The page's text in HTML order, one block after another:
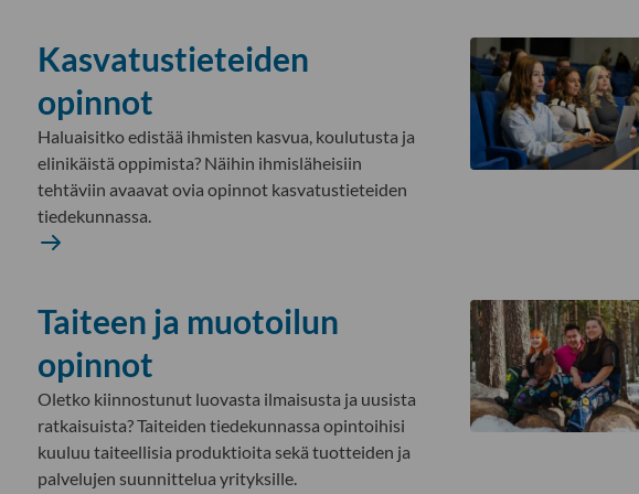
Kasvatustieteiden
opinnot
Haluaisitko edistää ihmisten kasvua, koulutusta ja
elinikäistä oppimista? Näihin ihmisläheisiin
tehtäviin avaavat ovia opinnot kasvatustieteiden
tiedekunnassa.
Kasvatustieteiden
Lue
Taiteen ja muotoilun
opinnot
Oletko kiinnostunut luovasta ilmaisusta ja uusista
ratkaisuista? Taiteiden tiedekunnassa opintoihisi
kuuluu taiteellisia produktioita sekä tuotteiden ja
palvelujen suunnittelua yrityksille.